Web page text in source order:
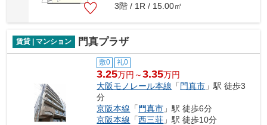
3階 / 1R / 15.00㎡
賃貸 | マンション 門真プラザ
敷0 礼0
3.25万円～3.35万円
大阪モノレール本線 「 門真市 」駅 徒歩3
分
京阪本線 「 門真市 」駅 徒歩6分
京阪本線 「西三荘 」駅 徒歩10分